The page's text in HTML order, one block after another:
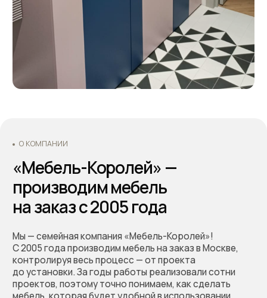
Основатели - Всеволод и Татьяна Король
на бесплатный расчёт
стоимости вашей мебели.
Мы перезвоним, обсудим
проект, предложим
решение и зафиксируем
предварительную
стоимость работы
Позвоните нам по телефону: